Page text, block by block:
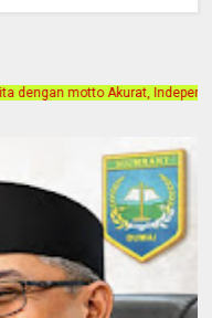
Alamat Kantor